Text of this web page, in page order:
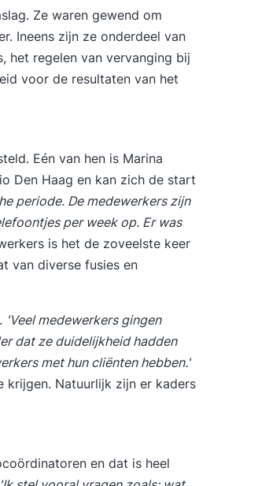
Ze waren gewend om
Ineens zijn ze onderdeel van
het regelen van vervanging bij
voor de resultaten van het
Eén van hen is Marina
Den Haag en kan zich de start
periode. De medewerkers zijn
per week op. Er was
is het de zoveelste keer
van diverse fusies en
'Veel medewerkers gingen
dat ze duidelijkheid hadden
met hun cliënten hebben.'
krijgen. Natuurlijk zijn er kaders
en dat is heel